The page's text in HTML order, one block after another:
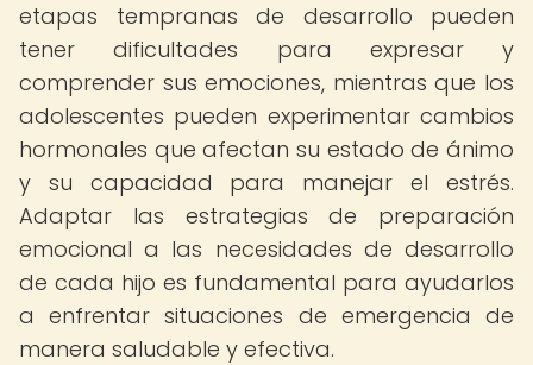
etapas tempranas de desarrollo pueden
tener dificultades para expresar y
comprender sus emociones, mientras que los
adolescentes pueden experimentar cambios
hormonales que afectan su estado de ánimo
y su capacidad para manejar el estrés.
Adaptar las estrategias de preparación
emocional a las necesidades de desarrollo
de cada hijo es fundamental para ayudarlos
a enfrentar situaciones de emergencia de
manera saludable y efectiva.